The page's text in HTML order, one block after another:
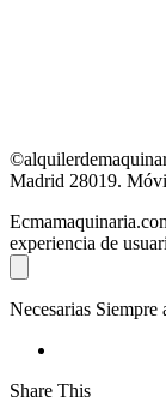
Madrid 28019.
experiencia de
Necesarias Siempre
Share This